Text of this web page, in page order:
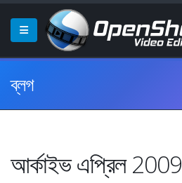
ব্লগ
আর্কাইভ এপ্রিল 2009